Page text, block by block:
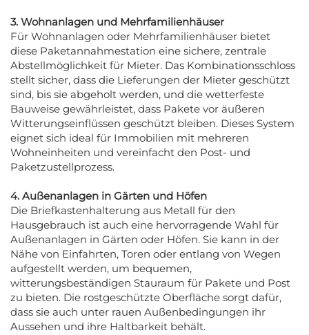
3. Wohnanlagen und Mehrfamilienhäuser
Für Wohnanlagen oder Mehrfamilienhäuser bietet
diese Paketannahmestation eine sichere, zentrale
Abstellmöglichkeit für Mieter. Das Kombinationsschloss
stellt sicher, dass die Lieferungen der Mieter geschützt
sind, bis sie abgeholt werden, und die wetterfeste
Bauweise gewährleistet, dass Pakete vor äußeren
Witterungseinflüssen geschützt bleiben. Dieses System
eignet sich ideal für Immobilien mit mehreren
Wohneinheiten und vereinfacht den Post- und
Paketzustellprozess.
4. Außenanlagen in Gärten und Höfen
Die Briefkastenhalterung aus Metall für den
Hausgebrauch ist auch eine hervorragende Wahl für
Außenanlagen in Gärten oder Höfen. Sie kann in der
Nähe von Einfahrten, Toren oder entlang von Wegen
aufgestellt werden, um bequemen,
witterungsbeständigen Stauraum für Pakete und Post
zu bieten. Die rostgeschützte Oberfläche sorgt dafür,
dass sie auch unter rauen Außenbedingungen ihr
Aussehen und ihre Haltbarkeit behält.